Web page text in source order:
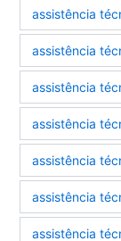
assistência
assistência
assistência
assistência
assistência
assistência
assistência